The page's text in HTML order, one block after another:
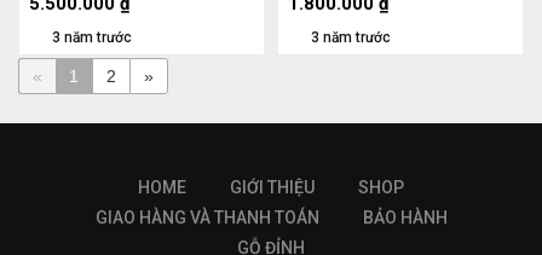
3 năm trước 3 năm trước
« 1 2 »
HOME GIỚI THIỆU
SHOP
GIAO HÀNG VÀ THANH TOÁN
BẢO HÀNH
GỖ ĐỈNH